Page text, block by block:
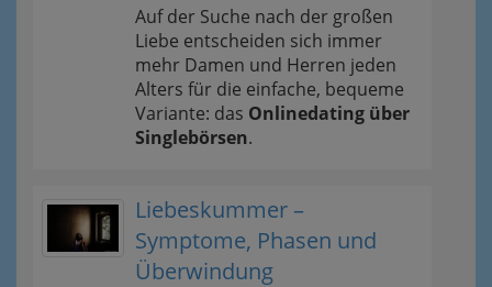
Auf der Suche nach der großen
Liebe entscheiden sich immer
mehr Damen und Herren jeden
Alters für die einfache, bequeme
Variante: das Onlinedating über
Singlebörsen.
Liebeskummer –
Symptome, Phasen und
Überwindung